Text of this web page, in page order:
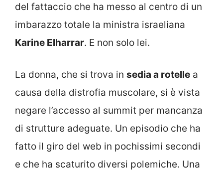
del fattaccio che ha messo al centro di un
imbarazzo totale la ministra israeliana
Karine Elharrar. E non solo lei.
La donna, che si trova in sedia a rotelle a
causa della distrofia muscolare, si è vista
negare l’accesso al summit per mancanza
di strutture adeguate. Un episodio che ha
fatto il giro del web in pochissimi secondi
e che ha scaturito diversi polemiche. Una